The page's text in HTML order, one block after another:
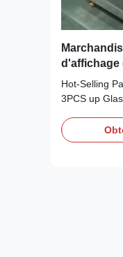
d'affichage
vers le
Hot-Selling
3PCS up
and making it
CFC-Free